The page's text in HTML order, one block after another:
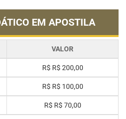
EM APOSTILA
VALOR
R$ R$ 200,00
R$ R$ 100,00
R$ R$ 70,00